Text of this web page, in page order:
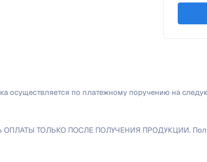
осуществляется по платежному поручению на
ТОЛЬКО ПОСЛЕ ПОЛУЧЕНИЯ ПРОДУКЦИИ.